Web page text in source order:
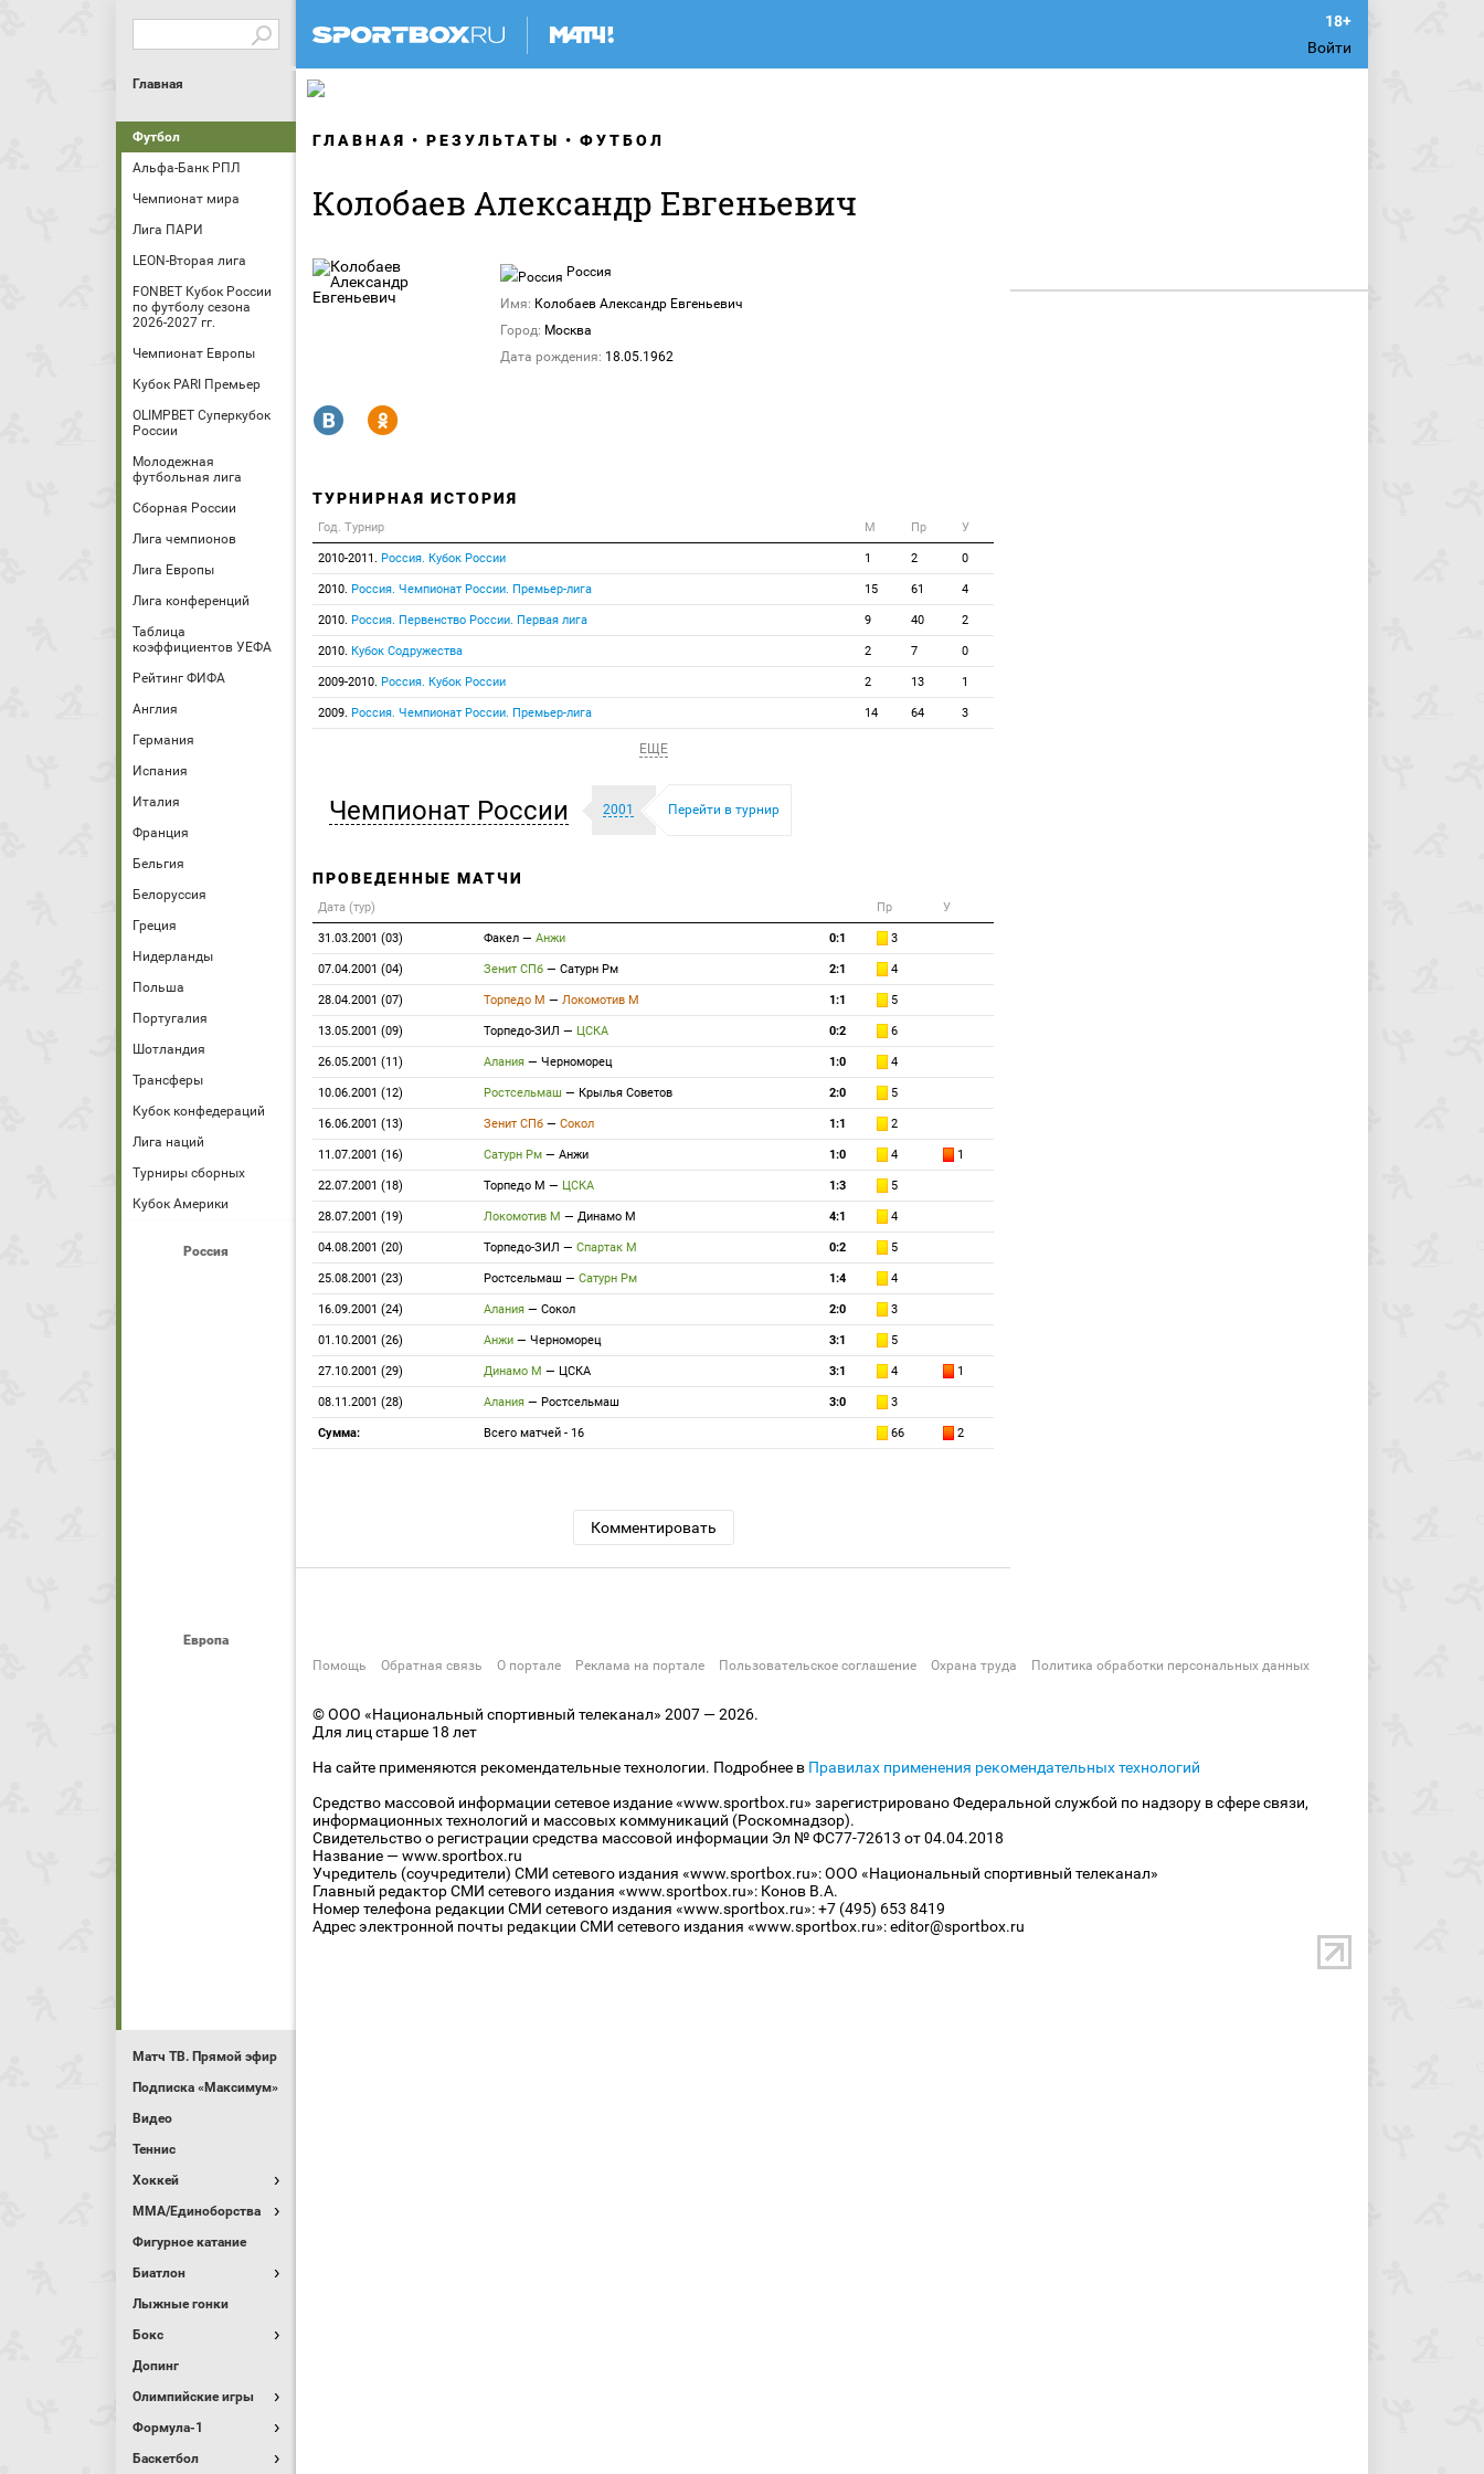
Войти
Главная
Футбол
Альфа-Банк РПЛ
Чемпионат мира
Лига ПАРИ
LEON-Вторая лига
FONBET Кубок России
по футболу сезона
2026-2027 гг.
Чемпионат Европы
Кубок PARI Премьер
OLIMPBET Суперкубок
России
Молодежная
футбольная лига
Сборная России
Лига чемпионов
Лига Европы
Лига конференций
Таблица
коэффициентов УЕФА
Рейтинг ФИФА
Англия
Германия
Испания
Италия
Франция
Бельгия
Белоруссия
Греция
Нидерланды
Польша
Португалия
Шотландия
Трансферы
Кубок конфедераций
Лига наций
Турниры сборных
Кубок Америки
Россия
Европа
Матч ТВ. Прямой эфир
Подписка «Максимум»
Видео
Теннис
Хоккей
MMA/Единоборства
Фигурное катание
Биатлон
Лыжные гонки
Бокс
Допинг
Олимпийские игры
Формула-1
Баскетбол
ГЛАВНАЯ РЕЗУЛЬТАТЫ ФУТБОЛ
Колобаев Александр Евгеньевич
Россия
Имя: Колобаев Александр Евгеньевич
Город: Москва
Дата рождения: 18.05.1962
R Y
ТУРНИРНАЯ ИСТОРИЯ
Год. Турнир М Пр У
2010-2011. Россия. Кубок России 1 2 0
2010. Россия. Чемпионат России. Премьер-лига 15 61 4
2010. Россия. Первенство России. Первая лига 9 40 2
2010. Кубок Содружества 2 7 0
2009-2010. Россия. Кубок России 2 13 1
2009. Россия. Чемпионат России. Премьер-лига 14 64 3
ЕЩЕ
Чемпионат России 2001 Перейти в турнир
ПРОВЕДЕННЫЕ МАТЧИ
Дата (тур) Пр У
31.03.2001 (03) Факел — Анжи 0:1 3
07.04.2001 (04) Зенит СПб — Сатурн Рм 2:1 4
28.04.2001 (07) Торпедо М — Локомотив М 1:1 5
13.05.2001 (09) Торпедо-ЗИЛ — ЦСКА 0:2 6
26.05.2001 (11) Алания — Черноморец 1:0 4
10.06.2001 (12) Ростсельмаш — Крылья Советов 2:0 5
16.06.2001 (13) Зенит СПб — Сокол 1:1 2
11.07.2001 (16) Сатурн Рм — Анжи 1:0 4 1
22.07.2001 (18) Торпедо М — ЦСКА 1:3 5
28.07.2001 (19) Локомотив М — Динамо М 4:1 4
04.08.2001 (20) Торпедо-ЗИЛ — Спартак М 0:2 5
25.08.2001 (23) Ростсельмаш — Сатурн Рм 1:4 4
16.09.2001 (24) Алания — Сокол 2:0 3
01.10.2001 (26) Анжи — Черноморец 3:1 5
27.10.2001 (29) Динамо М — ЦСКА 3:1 4 1
08.11.2001 (28) Алания — Ростсельмаш 3:0 3
Сумма: Всего матчей - 16 66 2
Комментировать
Помощь Обратная связь О портале Реклама на портале Пользовательское соглашение Охрана труда Политика обработки персональных данных
© ООО «Национальный спортивный телеканал» 2007 — 2026.
Для лиц старше 18 лет
На сайте применяются рекомендательные технологии. Подробнее в Правилах применения рекомендательных технологий
Средство массовой информации сетевое издание «www.sportbox.ru» зарегистрировано Федеральной службой по надзору в сфере связи,
информационных технологий и массовых коммуникаций (Роскомнадзор).
Свидетельство о регистрации средства массовой информации Эл № ФС77-72613 от 04.04.2018
Название — www.sportbox.ru
Учредитель (соучредители) СМИ сетевого издания «www.sportbox.ru»: ООО «Национальный спортивный телеканал»
Главный редактор СМИ сетевого издания «www.sportbox.ru»: Конов В.А.
Номер телефона редакции СМИ сетевого издания «www.sportbox.ru»: +7 (495) 653 8419
Адрес электронной почты редакции СМИ сетевого издания «www.sportbox.ru»: editor@sportbox.ru